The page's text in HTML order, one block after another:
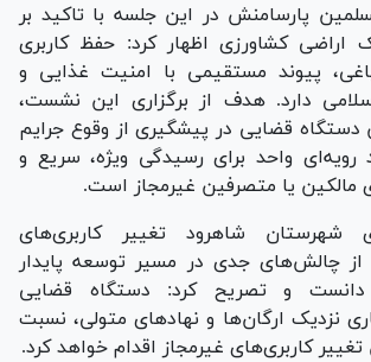
پارسامنش در این جلسه با تاکید بر
اراضی کشاورزی اظهار کرد: حفظ کاربری
پیوند مستقیمی با امنیت غذایی و
دارد. هدف از برگزاری این نشست،
قضایی در پیشگیری از وقوع جرایم
رویه‌ای واحد برای رسیدگی ویژه، سریع و
مالکین یا متصرفین غیرمجاز است.
شهرستان شاهرود تغییر کاربری‌های
از چالش‌های جدی در مسیر توسعه پایدار
و تصریح کرد: دستگاه قضایی
نزدیک ارگان‌ها و نهاد‌های متولی، نسبت
کاربری‌های غیرمجاز اقدام خواهد کرد.